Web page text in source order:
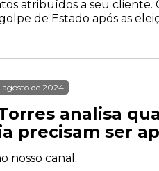
atribuídos a seu
de Estado após as
agosto de 2024
analisa
precisam ser
nosso canal: